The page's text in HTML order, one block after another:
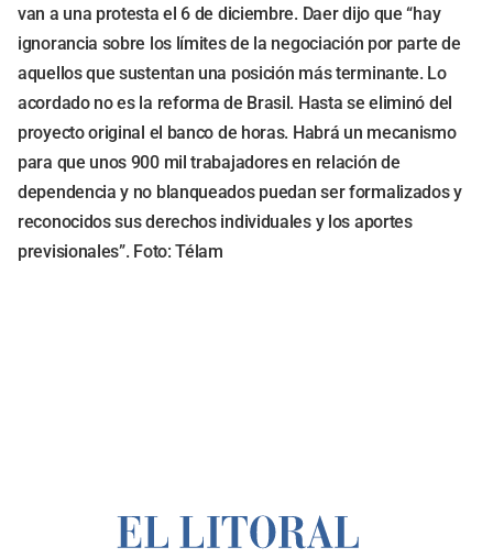
van a una protesta el 6 de diciembre. Daer dijo que “hay
ignorancia sobre los límites de la negociación por parte de
aquellos que sustentan una posición más terminante. Lo
acordado no es la reforma de Brasil. Hasta se eliminó del
proyecto original el banco de horas. Habrá un mecanismo
para que unos 900 mil trabajadores en relación de
dependencia y no blanqueados puedan ser formalizados y
reconocidos sus derechos individuales y los aportes
previsionales”. Foto: Télam